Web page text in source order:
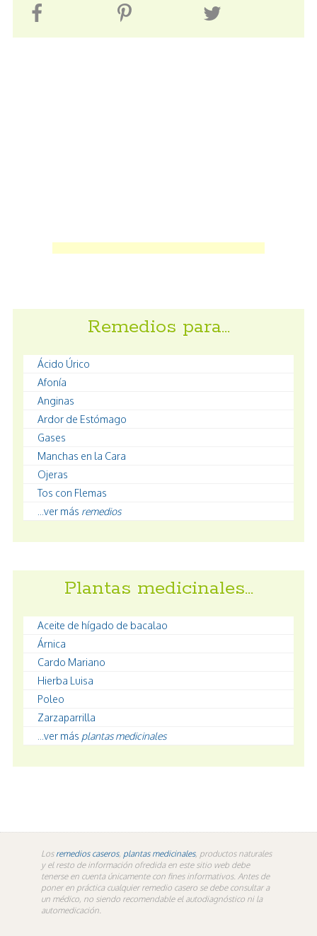
Remedios para…
Ácido Úrico
Afonía
Anginas
Ardor de Estómago
Gases
Manchas en la Cara
Ojeras
Tos con Flemas
...ver más remedios
Plantas medicinales…
Aceite de hígado de bacalao
Árnica
Cardo Mariano
Hierba Luisa
Poleo
Zarzaparrilla
...ver más plantas medicinales
Los remedios caseros, plantas medicinales, productos naturales
y el resto de información ofredida en este sitio web debe
tenerse en cuenta únicamente con fines informativos. Antes de
poner en práctica cualquier remedio casero se debe consultar a
un médico, no siendo recomendable el autodiagnóstico ni la
automedicación.